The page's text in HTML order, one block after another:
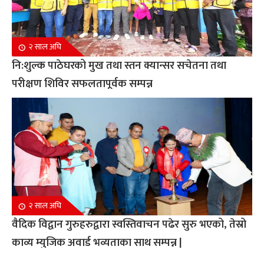
२ साल अघि
नि:शुल्क पाठेघरको मुख तथा स्तन क्यान्सर सचेतना तथा
परीक्षण शिविर सफलतापूर्वक सम्पन्न
२ साल अघि
वैदिक विद्वान गुरुहरुद्वारा स्वस्तिवाचन पढेर सुरु भएको, तेस्रो
काव्य म्युजिक अवार्ड भव्यताका साथ सम्पन्न |